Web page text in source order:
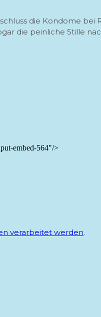
embed-564"/>
die Kondome bei
die peinliche Stille
verarbeitet werden.